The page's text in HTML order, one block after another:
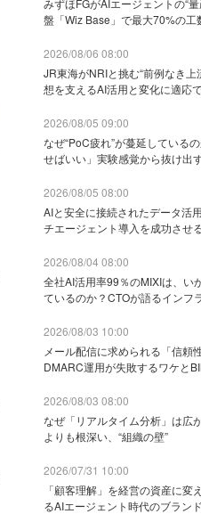
みずほFGがAIエージェントの“
盤「Wiz Base」で最大70%の工
2026/08/06 08:00
JR東海がNRIと挑む“前例なき
想を支えるAI活用と変化に適応
2026/08/05 09:00
なぜ“PoC疲れ”が蔓延している
せばいい」実験感覚から抜け出
2026/08/05 08:00
AIと安全に接続されたデータ活
チエージェント導入を成功させ
2026/08/04 08:00
全社AI活用率99％のMIXIは、い
ているのか？CTOが語るインフ
2026/08/03 10:00
メール配信に求められる「信頼
DMARC運用が失敗するワケと
2026/08/03 08:00
なぜ「リアルタイム分析」は
よりも根深い、“組織の壁”
2026/07/31 10:00
「顧客理解」を経営の資産に変
るAIエージェント時代のブラン